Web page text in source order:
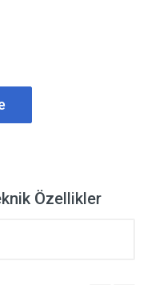
Özellikler